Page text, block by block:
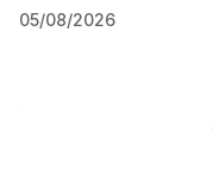
05/08/2026